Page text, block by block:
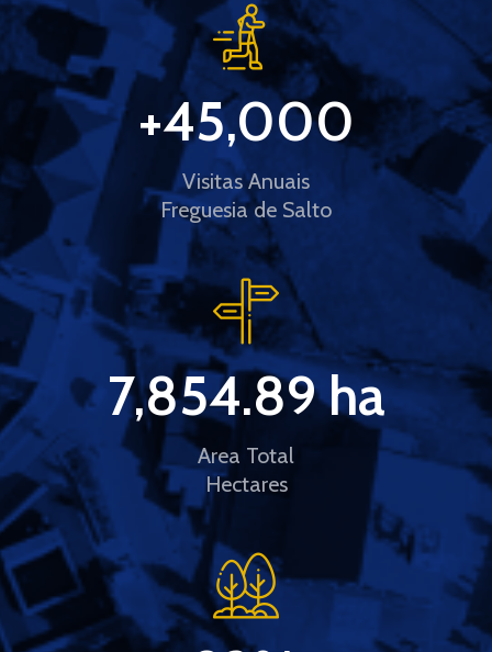
Visitas Anuais
Freguesia de Salto
+45,000
Area Total
Hectares
7,854.89 ha